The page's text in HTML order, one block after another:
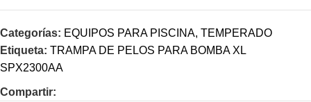
Categorías: EQUIPOS PARA PISCINA, TEMPERADO
Etiqueta: TRAMPA DE PELOS PARA BOMBA XL
SPX2300AA
Compartir: